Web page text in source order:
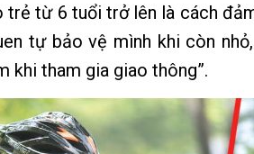
từ 6 tuổi trở lên là cách
tự bảo vệ mình khi còn
khi tham gia giao thông”.